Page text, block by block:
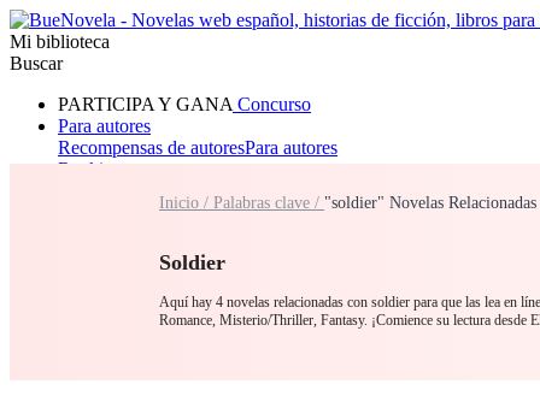
Mi biblioteca
Buscar
PARTICIPA Y GANA Concurso
Para autores
Recompensas de autoresPara autores
Ranking
RomanceHombre lobo
Inicio / Palabras clave / "soldier" Novelas Relacionadas
Soldier
Aquí hay 4 novelas relacionadas con soldier para que las lea en
Romance, Misterio/Thriller, Fantasy. ¡Comience su lectura